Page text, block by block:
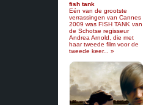
fish tank
Eén van de grootste
verrassingen van Cannes
2009 was FISH TANK van
de Schotse regisseur
Andrea Arnold, die met
haar tweede film voor de
tweede keer... »